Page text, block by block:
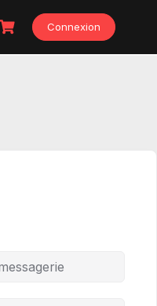
Connexion